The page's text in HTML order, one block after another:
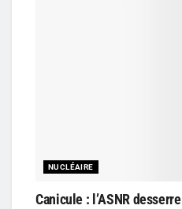
NUCLÉAIRE
Canicule : l’ASNR